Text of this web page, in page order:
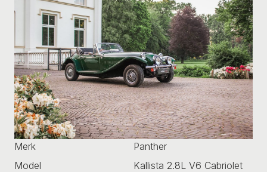
Merk
Panther
Model
Kallista 2.8L V6 Cabriolet